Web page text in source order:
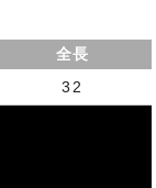
全長
32